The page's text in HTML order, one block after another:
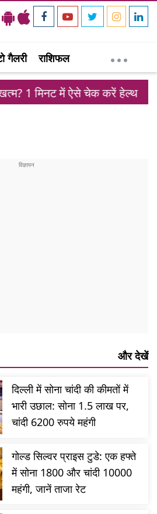
गैलरी राशिफल
में ऐसे चेक करें हेल्थ ईरान
और देखें
दिल्ली में सोना चांदी की कीमतों में
भारी उछाल: सोना 1.5 लाख पर,
चांदी 6200 रुपये महंगी
गोल्ड सिल्वर प्राइस टुडे: एक हफ्ते
में सोना 1800 और चांदी 10000
महंगी, जानें ताजा रेट